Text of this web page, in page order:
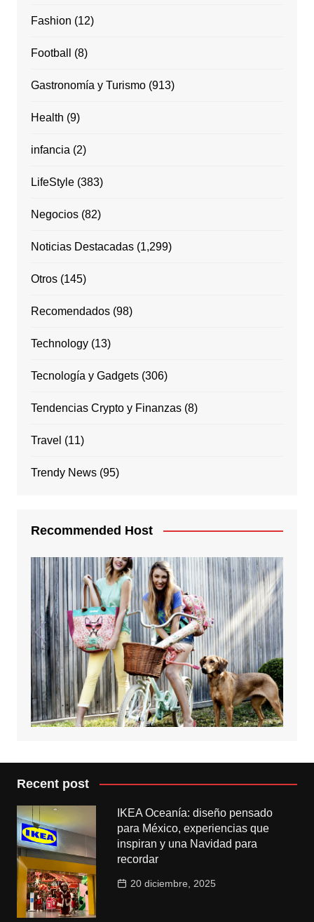
Fashion (12)
Football (8)
Gastronomía y Turismo(913)
Health (9)
infancia (2)
LifeStyle(383)
Negocios(82)
Noticias Destacadas(1,299)
Otros(145)
Recomendados(98)
Technology(13)
Tecnología y Gadgets(306)
Tendencias Crypto y Finanzas(8)
Travel (11)
Trendy News(95)
Recommended Host
Recent post
IKEA Oceanía: diseño pensado
para México, experiencias que
inspiran y una Navidad para
recordar
20 diciembre, 2025